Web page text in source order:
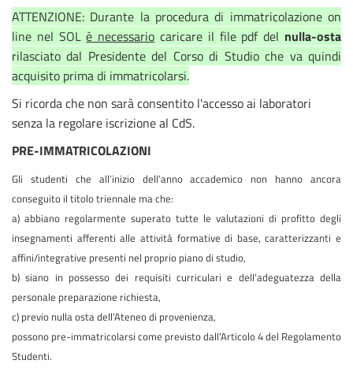
ATTENZIONE: Durante la procedura di immatricolazione on
line nel SOLè necessario caricare il file pdf del nulla-osta
rilasciato dal Presidente del Corso di Studio che va quindi
acquisito prima di immatricolarsi.
Si ricorda che non sarà consentito l'accesso ai laboratori
senza la regolare iscrizione al CdS.
PRE-IMMATRICOLAZIONI
Gli studenti che all’inizio dell’anno accademico non hanno ancora
conseguito il titolo triennale ma che:
a) abbiano regolarmente superato tutte le valutazioni di profitto degli
insegnamenti afferenti alle attività formative di base, caratterizzanti e
affini/integrative presenti nel proprio piano di studio,
b) siano in possesso dei requisiti curriculari e dell’adeguatezza della
personale preparazione richiesta,
c) previo nulla osta dell’Ateneo di provenienza,
possono pre-immatricolarsi come previsto dall'Articolo 4 del Regolamento
Studenti.